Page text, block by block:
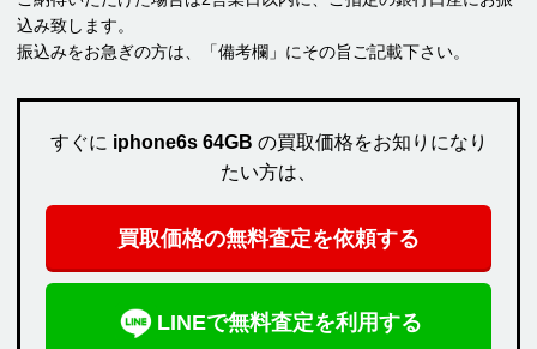
込み致します。
振込みをお急ぎの方は、「備考欄」にその旨ご記載下さい。
すぐに iphone6s 64GB の買取価格をお知りになり
たい方は、
買取価格の無料査定を依頼する
LINEで無料査定を利用する